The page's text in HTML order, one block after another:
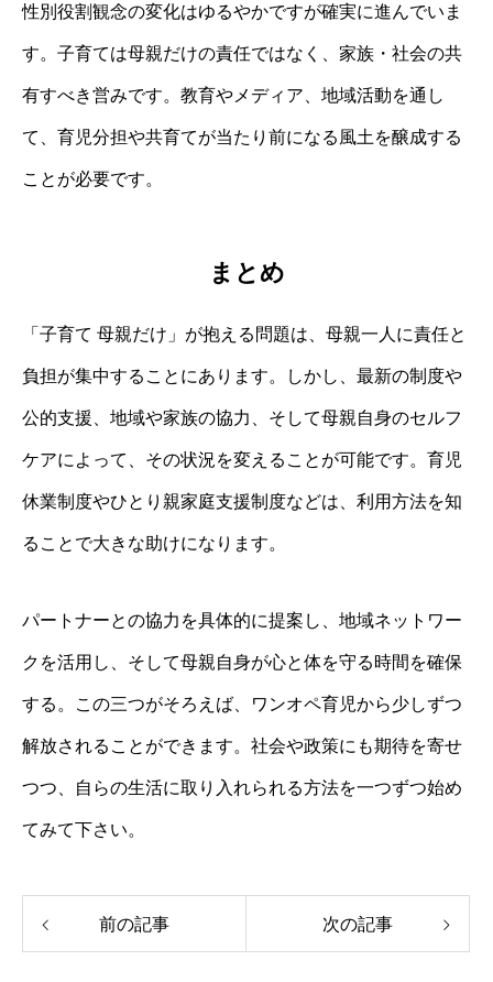
性別役割観念の変化はゆるやかですが確実に進んでいま
す。子育ては母親だけの責任ではなく、家族・社会の共
有すべき営みです。教育やメディア、地域活動を通し
て、育児分担や共育てが当たり前になる風土を醸成する
ことが必要です。
まとめ
「子育て 母親だけ」が抱える問題は、母親一人に責任と
負担が集中することにあります。しかし、最新の制度や
公的支援、地域や家族の協力、そして母親自身のセルフ
ケアによって、その状況を変えることが可能です。育児
休業制度やひとり親家庭支援制度などは、利用方法を知
ることで大きな助けになります。
パートナーとの協力を具体的に提案し、地域ネットワー
クを活用し、そして母親自身が心と体を守る時間を確保
する。この三つがそろえば、ワンオペ育児から少しずつ
解放されることができます。社会や政策にも期待を寄せ
つつ、自らの生活に取り入れられる方法を一つずつ始め
てみて下さい。
前の記事 次の記事